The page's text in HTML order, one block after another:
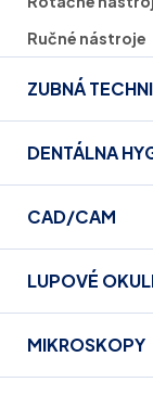
Ručné nástroje
ZUBNÁ
DENTÁLNA
CAD/CAM
LUPOVÉ
MIKROSKOPY